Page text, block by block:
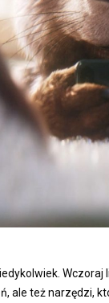
ale też narzędzi,